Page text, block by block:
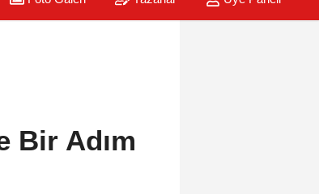
Bir Adım